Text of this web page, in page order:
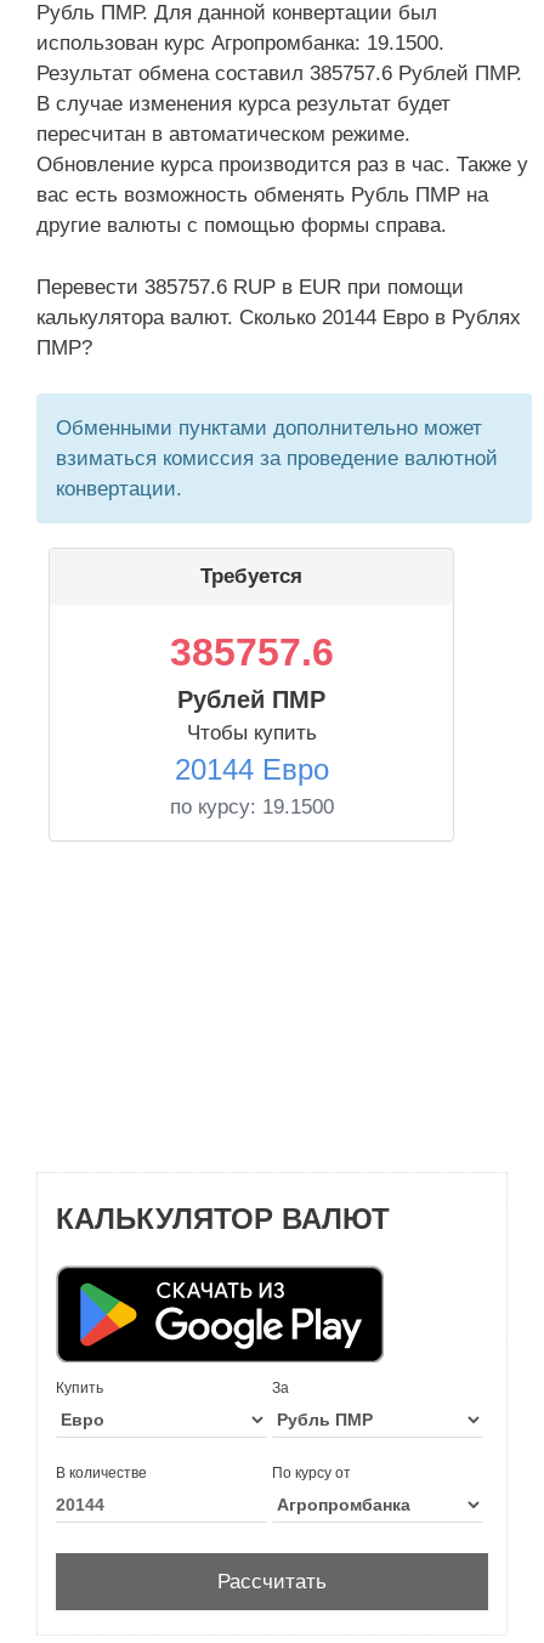
Рубль ПМР. Для данной конвертации был
использован курс Агропромбанка: 19.1500.
Результат обмена составил 385757.6 Рублей ПМР.
В случае изменения курса результат будет
пересчитан в автоматическом режиме.
Обновление курса производится раз в час. Также у
вас есть возможность обменять Рубль ПМР на
другие валюты с помощью формы справа.
Перевести 385757.6 RUP в EUR при помощи
калькулятора валют. Сколько 20144 Евро в Рублях
ПМР?
Обменными пунктами дополнительно может
взиматься комиссия за проведение валютной
конвертации.
Требуется
385757.6
Рублей ПМР
Чтобы купить
20144 Евро
по курсу: 19.1500
КАЛЬКУЛЯТОР ВАЛЮТ
Купить За
В количестве По курсу от